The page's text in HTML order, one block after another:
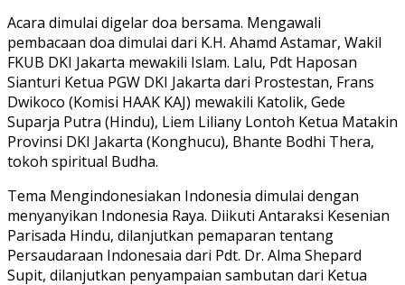
Acara dimulai digelar doa bersama. Mengawali
pembacaan doa dimulai dari K.H. Ahamd Astamar, Wakil
FKUB DKI Jakarta mewakili Islam. Lalu, Pdt Haposan
Sianturi Ketua PGW DKI Jakarta dari Prostestan, Frans
Dwikoco (Komisi HAAK KAJ) mewakili Katolik, Gede
Suparja Putra (Hindu), Liem Liliany Lontoh Ketua Matakin
Provinsi DKI Jakarta (Konghucu), Bhante Bodhi Thera,
tokoh spiritual Budha.
Tema Mengindonesiakan Indonesia dimulai dengan
menyanyikan Indonesia Raya. Diikuti Antaraksi Kesenian
Parisada Hindu, dilanjutkan pemaparan tentang
Persaudaraan Indonesaia dari Pdt. Dr. Alma Shepard
Supit, dilanjutkan penyampaian sambutan dari Ketua